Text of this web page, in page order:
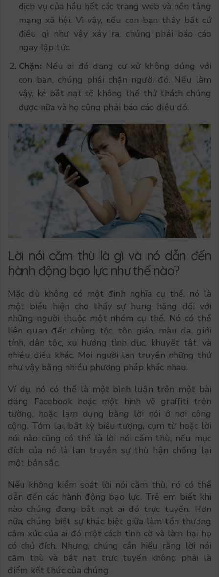
dịch vụ của hầu hết các trang web và nền tảng
mạng xã hội. Vì vậy, nếu con bạn thấy bất cứ
điều gì như vậy xảy ra, chúng phải báo cáo
ngay lập tức.
Chặn: Nếu ai đó đang cư xử không đúng với
con bạn, chúng phải chặn người đó. Nếu làm
vậy, kẻ bắt nạt sẽ không thể thử thách chúng
được nữa và họ cũng phải báo cáo điều đó.
Lời nói căm thù là gì và nó dẫn đến
hành động bạo lực như thế nào?
Mặc dù không có một định nghĩa cụ thể, nó là
một biểu hiện cho thấy sự hung hăng đối với
những người thuộc một nhóm cụ thể. Nó có thể
liên quan đến chủng tộc, tôn giáo, màu da, giới
tính, dân tộc, xu hướng tình dục, khuyết tật, và
nhiều điều khác. Mọi người lan truyền những thứ
như vậy bằng nhiều phương pháp khác nhau.
Ví dụ, nó có thể là một bình luận trên một bài
đăng Facebook hoặc một hình vẽ graffiti trên
tường, hoặc lạm dụng bằng lời nói ở nơi công
cộng. Tóm lại, bất kỳ biểu tượng, cụm từ hoặc lời
nói nào cũng có thể là lời nói căm thù, nếu mục
đích của nó là lan truyền sự thù hận chống lại
một bản sắc.
Nếu không kiểm soát lời nói căm thù, nó có thể
dẫn đến các hành động bạo lực. Trẻ em biết khi
nào chúng đang bắt nạt ai đó trực tuyến. Hơn
nữa, chúng biết sự khác biệt giữa làm tổn thương
cảm xúc của ai đó một cách tình cờ và làm hại họ
có chủ đích. Nhưng, chúng cần hiểu rằng lời nói
căm thù và bắt nạt trực tuyến không phải là
điểm kết thúc của chúng.